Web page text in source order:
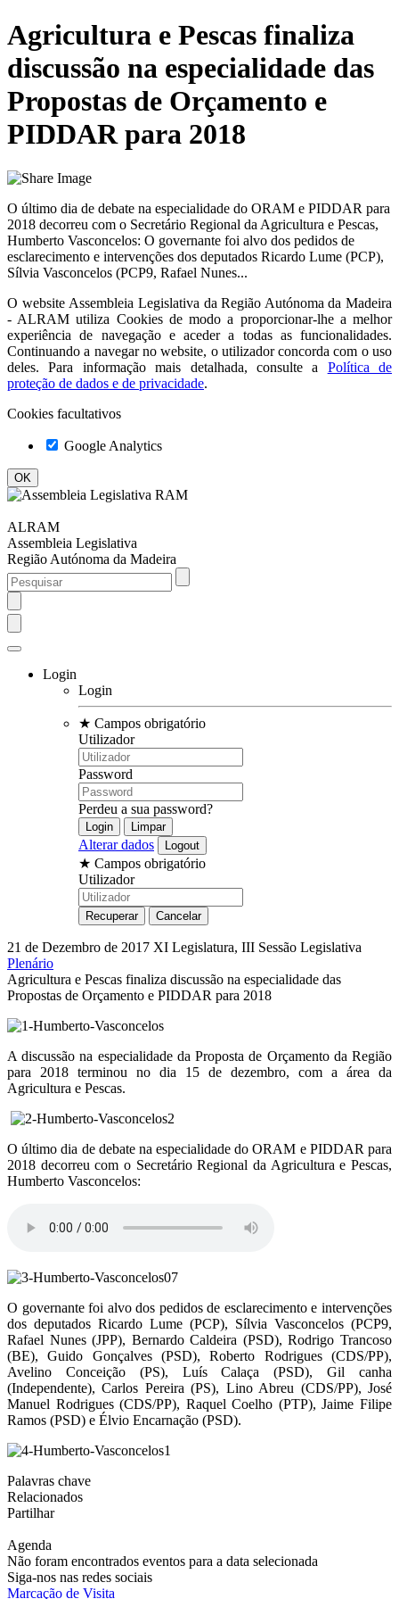
Agricultura e Pescas finaliza
discussão na especialidade das
Propostas de Orçamento e
PIDDAR para 2018
O último dia de debate na especialidade do ORAM e PIDDAR para
2018 decorreu com o Secretário Regional da Agricultura e Pescas,
Humberto Vasconcelos: O governante foi alvo dos pedidos de
esclarecimento e intervenções dos deputados Ricardo Lume (PCP),
Sílvia Vasconcelos (PCP9, Rafael Nunes...
O website Assembleia Legislativa da Região Autónoma da Madeira
- ALRAM utiliza Cookies de modo a proporcionar-lhe a melhor
experiência de navegação e aceder a todas as funcionalidades.
Continuando a navegar no website, o utilizador concorda com o uso
deles. Para informação mais detalhada, consulte a
Política de
proteção de dados e de privacidade.
Cookies facultativos
Google Analytics
ALRAM
Assembleia Legislativa
Região Autónoma da Madeira
Login
Login
★ Campos obrigatório
Utilizador
Password
Perdeu a sua password?
Alterar dados
★ Campos obrigatório
Utilizador
21 de Dezembro de 2017 XI Legislatura, III Sessão Legislativa
Plenário
Agricultura e Pescas finaliza discussão na especialidade das
Propostas de Orçamento e PIDDAR para 2018
A discussão na especialidade da Proposta de Orçamento da Região
para 2018 terminou no dia 15 de dezembro, com a área da
Agricultura e Pescas.
O último dia de debate na especialidade do ORAM e PIDDAR para
2018 decorreu com o Secretário Regional da Agricultura e Pescas,
Humberto Vasconcelos:
O governante foi alvo dos pedidos de esclarecimento e intervenções
dos deputados Ricardo Lume (PCP), Sílvia Vasconcelos (PCP9,
Rafael Nunes (JPP), Bernardo Caldeira (PSD), Rodrigo Trancoso
(BE), Guido Gonçalves (PSD), Roberto Rodrigues (CDS/PP),
Avelino Conceição (PS), Luís Calaça (PSD), Gil canha
(Independente), Carlos Pereira (PS), Lino Abreu (CDS/PP), José
Manuel Rodrigues (CDS/PP), Raquel Coelho (PTP), Jaime Filipe
Ramos (PSD) e Élvio Encarnação (PSD).
Palavras chave
Relacionados
Partilhar
Agenda
Não foram encontrados eventos para a data selecionada
Siga-nos nas redes sociais
Marcação de Visita